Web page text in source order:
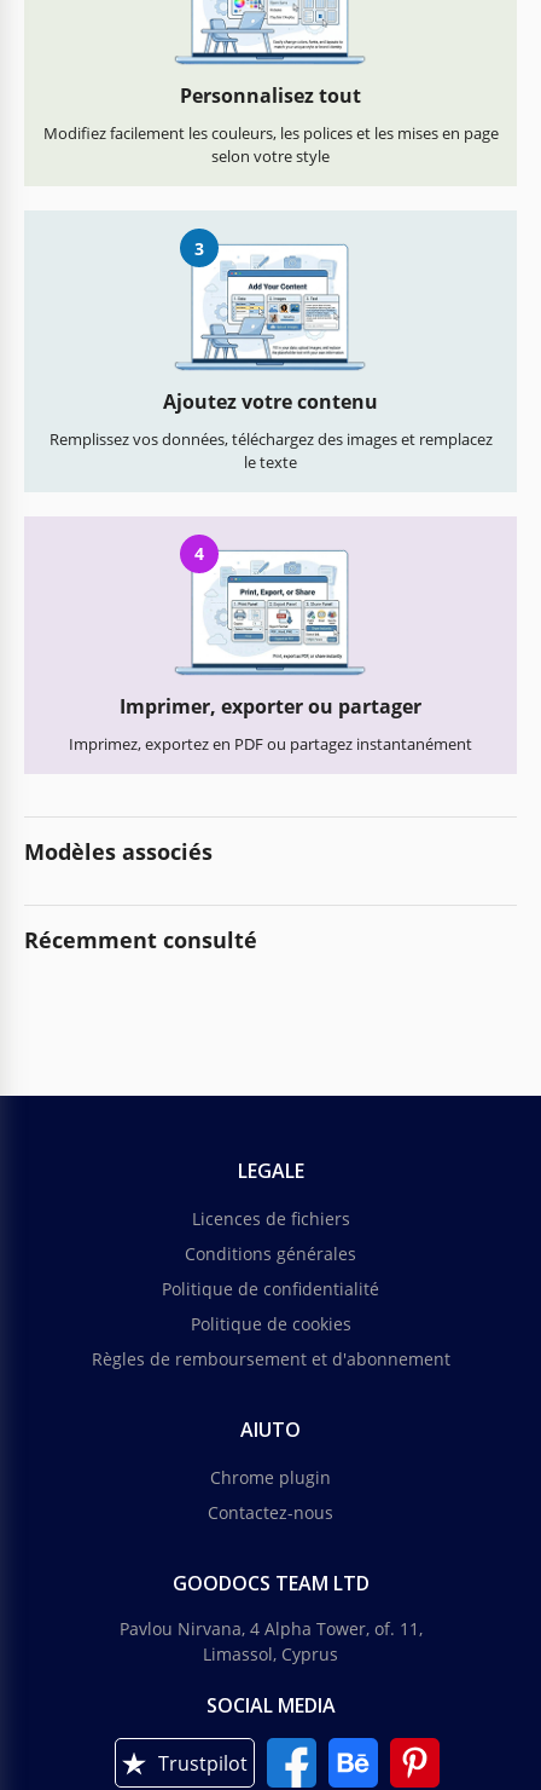
Personnalisez tout
Modifiez facilement les couleurs, les polices et les mises en page
selon votre style
3
Ajoutez votre contenu
Remplissez vos données, téléchargez des images et remplacez
le texte
4
Imprimer, exporter ou partager
Imprimez, exportez en PDF ou partagez instantanément
Modèles associés
Récemment consulté
LEGALE
Licences de fichiers
Conditions générales
Politique de confidentialité
Politique de cookies
Règles de remboursement et d'abonnement
AIUTO
Chrome plugin
Contactez-nous
GOODOCS TEAM LTD
Pavlou Nirvana, 4 Alpha Tower, of. 11,
Limassol, Cyprus
SOCIAL MEDIA
Trustpilot